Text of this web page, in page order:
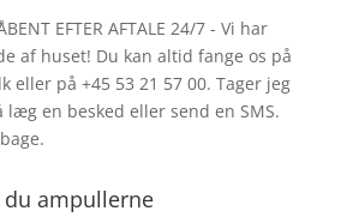
EFTER AFTALE 24/7 - Vi har
af huset! Du kan altid fange os på
eller på +45 53 21 57 00. Tager jeg
læg en besked eller send en SMS.
du ampullerne